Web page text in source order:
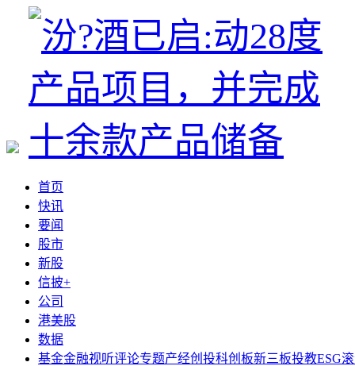
首页
快讯
要闻
股市
新股
信披+
公司
港美股
数据
基金金融视听评论专题产经创投科创板新三板投教ESG